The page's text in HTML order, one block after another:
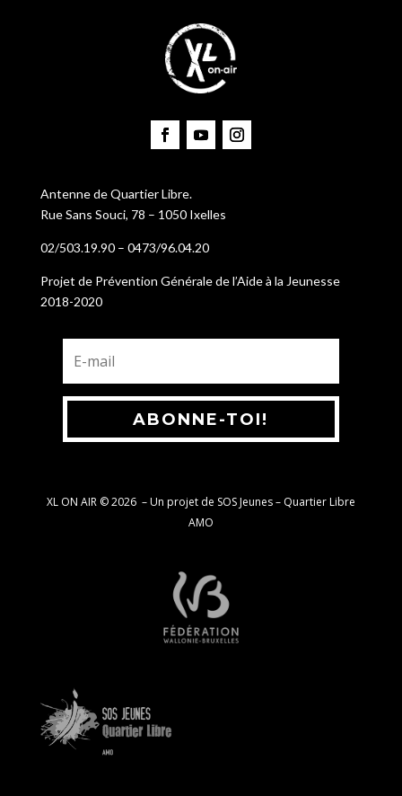
Antenne de Quartier Libre.
Rue Sans Souci, 78 – 1050 Ixelles
02/503.19.90 – 0473/96.04.20
Projet de Prévention Générale de l’Aide à la Jeunesse
2018-2020
ABONNE-TOI!
XL ON AIR © 2026 –Un projet de SOS Jeunes – Quartier Libre
AMO